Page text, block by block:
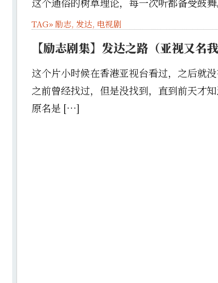
这个通俗的树草理论，每一次听都备受鼓
TAG»励志, 发达, 电视剧
【励志剧集】发达之路（亚视又名
这个片小时候在香港亚视台看过，之后就
之前曾经找过，但是没找到，直到前天才
原名是 […]